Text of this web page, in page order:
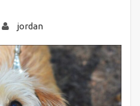
jordan